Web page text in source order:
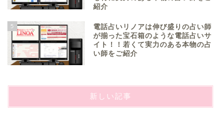
紹介
5
電話占いリノアは伸び盛りの占い師
が揃った宝石箱のような電話占いサ
イト！！若くて実力のある本物の占
い師をご紹介
新しい記事